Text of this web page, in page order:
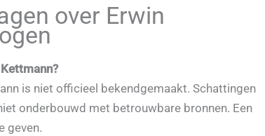
over Erwin
is niet officieel bekendgemaakt. Schattingen
onderbouwd met betrouwbare bronnen. Een
geven.